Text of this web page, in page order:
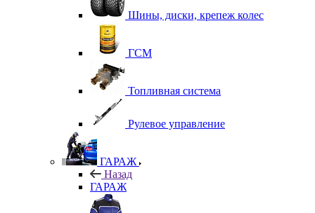
Шины, диски, крепеж колес
ГСМ
Топливная система
Рулевое управление
ГАРАЖ
Назад
ГАРАЖ